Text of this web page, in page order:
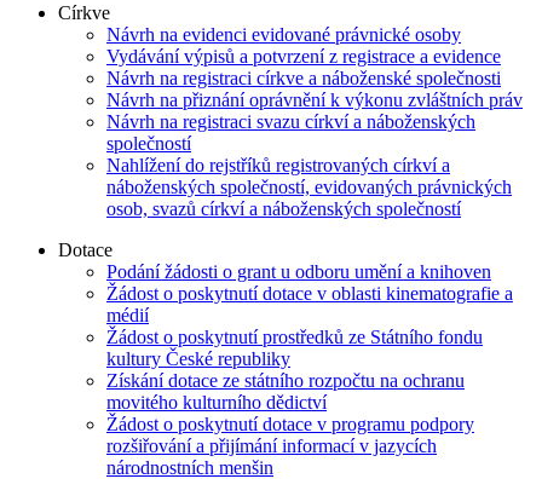
Církve
Návrh na evidenci evidované právnické osoby
Vydávání výpisů a potvrzení z registrace a evidence
Návrh na registraci církve a náboženské společnosti
Návrh na přiznání oprávnění k výkonu zvláštních práv
Návrh na registraci svazu církví a náboženských
společností
Nahlížení do rejstříků registrovaných církví a
náboženských společností, evidovaných právnických
osob, svazů církví a náboženských společností
Dotace
Podání žádosti o grant u odboru umění a knihoven
Žádost o poskytnutí dotace v oblasti kinematografie a
médií
Žádost o poskytnutí prostředků ze Státního fondu
kultury České republiky
Získání dotace ze státního rozpočtu na ochranu
movitého kulturního dědictví
Žádost o poskytnutí dotace v programu podpory
rozšiřování a přijímání informací v jazycích
národnostních menšin